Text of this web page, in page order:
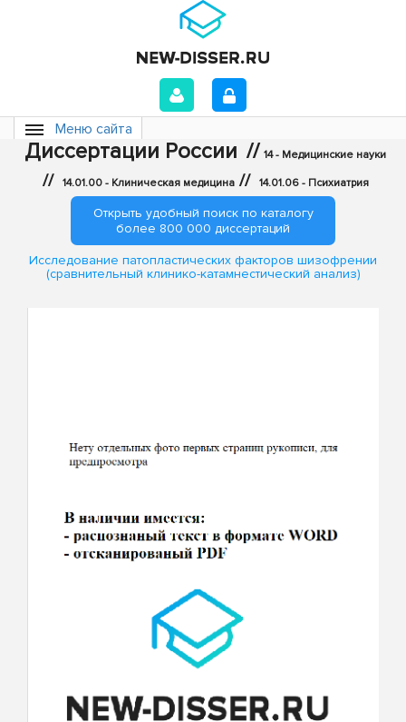
Меню сайта
Диссертации России // 14 - Медицинские науки
// 14.01.00 - Клиническая медицина // 14.01.06 - Психиатрия
Открыть удобный поиск по каталогу
более 800 000 диссертаций
Исследование патопластических факторов шизофрении
(сравнительный клинико-катамнестический анализ)